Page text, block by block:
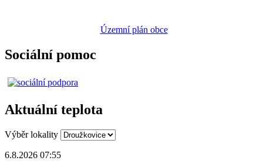
Územní plán obce
Sociální pomoc
Aktuální teplota
Výběr lokality
6.8.2026 07:55